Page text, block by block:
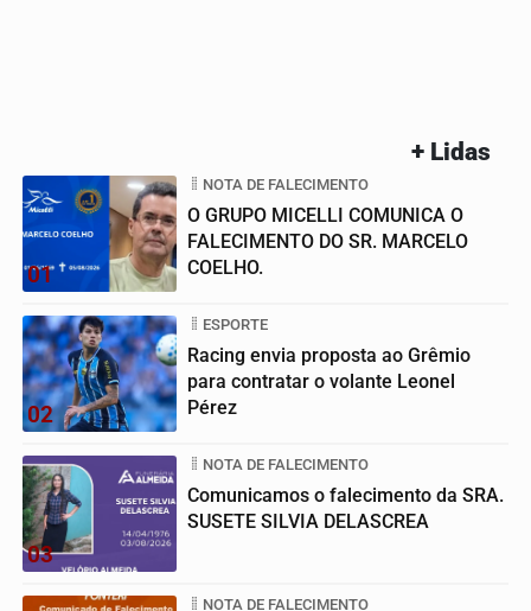
+ Lidas
01
NOTA DE FALECIMENTO
O GRUPO MICELLI COMUNICA O
FALECIMENTO DO SR. MARCELO
COELHO.
02
ESPORTE
Racing envia proposta ao Grêmio
para contratar o volante Leonel
Pérez
03
NOTA DE FALECIMENTO
Comunicamos o falecimento da SRA.
SUSETE SILVIA DELASCREA
NOTA DE FALECIMENTO